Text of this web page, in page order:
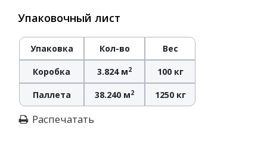
Упаковочный лист
Упаковка Кол-во Вес
Коробка 3.824 м2 100 кг
Паллета 38.240 м2 1250 кг
Распечатать